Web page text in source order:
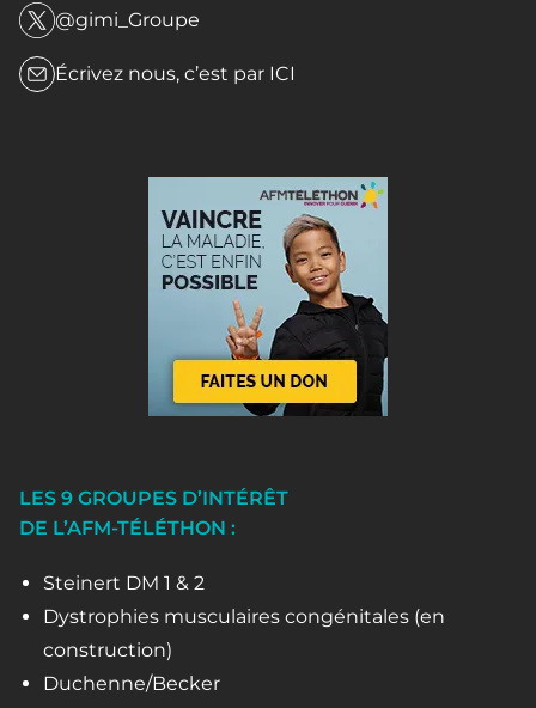
@gimi_Groupe
Écrivez nous, c’est par ICI
LES 9 GROUPES D’INTÉRÊT
DE L’AFM-TÉLÉTHON :
Steinert DM 1 & 2
Dystrophies musculaires congénitales (en
construction)
Duchenne/Becker